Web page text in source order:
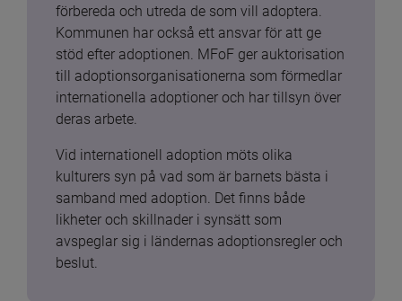
förbereda och utreda de som vill adoptera.
Kommunen har också ett ansvar för att ge
stöd efter adoptionen. MFoF ger auktorisation
till adoptionsorganisationerna som förmedlar
internationella adoptioner och har tillsyn över
deras arbete.
Vid internationell adoption möts olika
kulturers syn på vad som är barnets bästa i
samband med adoption. Det finns både
likheter och skillnader i synsätt som
avspeglar sig i ländernas adoptionsregler och
beslut.